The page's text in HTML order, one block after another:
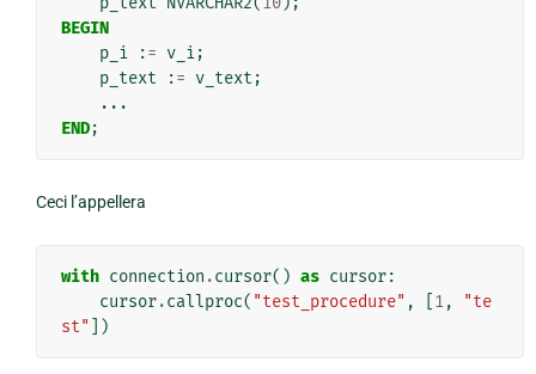
BEGIN
p_i
:= v_i;
p_text
:= v_text ;
...
END;
Ceci l’appellera
with connection .cursor() as cursor:
cursor.callproc( "test_procedure" , 1,
"te
st" ])